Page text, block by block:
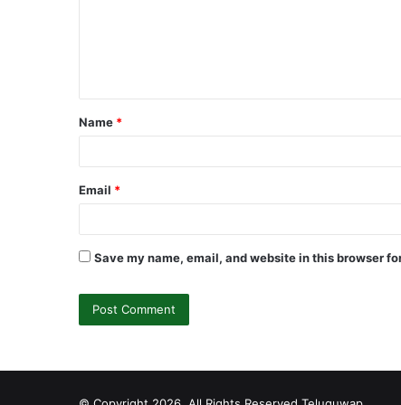
t
*
Name *
Email *
Save my name, email, and website in this browser